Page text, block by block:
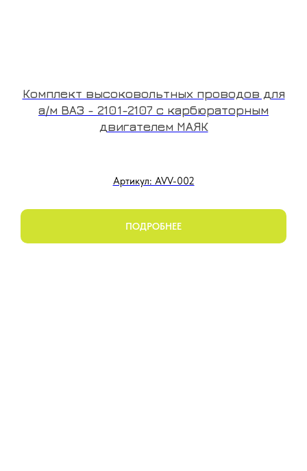
Комплект высоковольтных проводов для
а/м ВАЗ - 2101-2107 с карбюраторным
двигателем МАЯК
Артикул: AVV-002
ПОДРОБНЕЕ